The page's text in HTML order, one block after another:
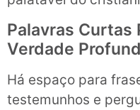
Palavras Curtas
Verdade
Há espaço para
testemunhos e